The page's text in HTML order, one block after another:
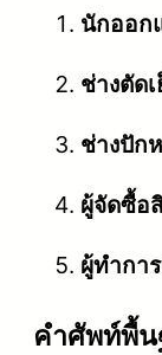
นักออก
ช่างตัด
ช่างปัก
ผู้จัดซื้อ
ผู้ทำกา
คําศัพท์พื้น